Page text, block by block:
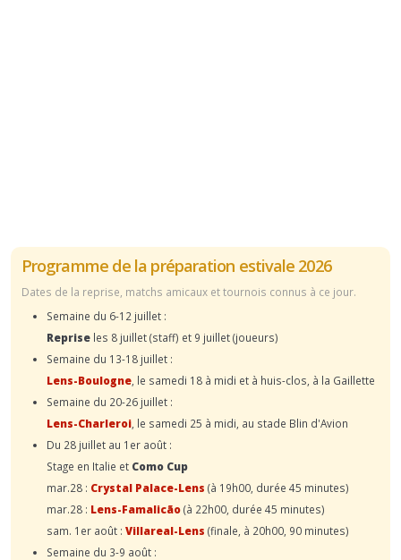
Programme de la préparation estivale 2026
Dates de la reprise, matchs amicaux et tournois connus à ce jour.
Semaine du 6-12 juillet :
Reprise les 8 juillet (staff) et 9 juillet (joueurs)
Semaine du 13-18 juillet :
Lens-Boulogne , le samedi 18 à midi et à huis-clos, à la Gaillette
Semaine du 20-26 juillet :
Lens-Charleroi , le samedi 25 à midi, au stade Blin d'Avion
Du 28 juillet au 1er août :
Stage en Italie et Como Cup
mar.28 : Crystal Palace-Lens (à 19h00, durée 45 minutes)
mar.28 : Lens-Famalicão(à 22h00, durée 45 minutes)
sam. 1er août : Villareal-Lens (finale, à 20h00, 90 minutes)
Semaine du 3-9 août :